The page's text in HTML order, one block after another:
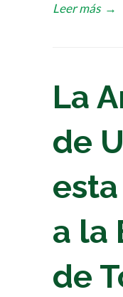
Leer más →
La
de
a la
de